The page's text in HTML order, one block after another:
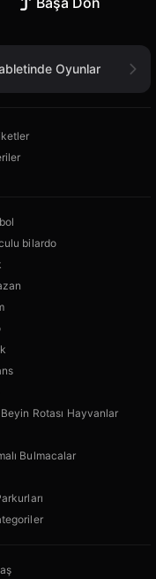
Oyunlar
bilardo
Rotası Hayvanlar
Bulmacalar